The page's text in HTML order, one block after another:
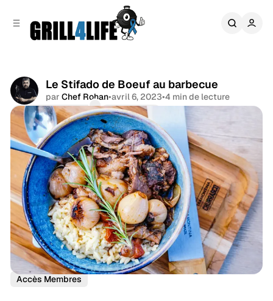
Le Stifado de Boeuf au barbecue
par Chef Rohan•avril 6, 2023•4 min de lecture
Commentaires
Partager
Boeuf & Veau Recettes Grèce
Méditerranée
Accès Membres